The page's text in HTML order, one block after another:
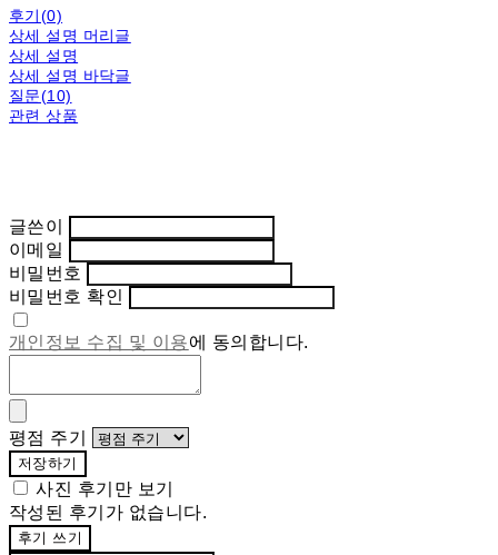
후기(0)
상세 설명 머리글
상세 설명
상세 설명 바닥글
질문(10)
관련 상품
글쓴이
이메일
비밀번호
비밀번호 확인
개인정보 수집 및 이용에 동의합니다.
평점 주기
저장하기
사진 후기만 보기
작성된 후기가 없습니다.
후기 쓰기